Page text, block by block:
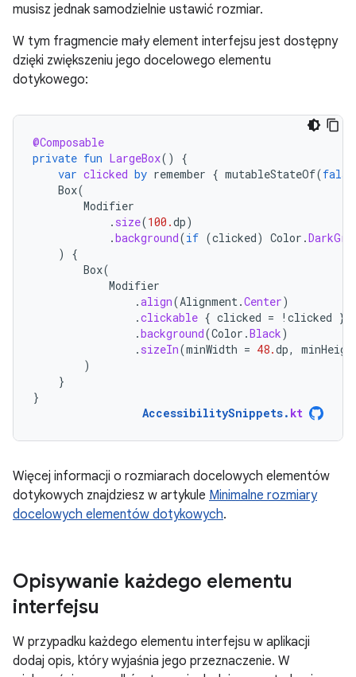
musisz jednak samodzielnie ustawić rozmiar.
W tym fragmencie mały element interfejsu jest dostępny
dzięki zwiększeniu jego docelowego elementu
dotykowego:
@Composable
private fun LargeBox()
{
var clicked by remember { mutableStateOf(false
Box(
Modifier
. size(100.dp)
.background(if (clicked) Color .
)
{
Box(
Modifier
.align(Alignment .Center)
.clickable { clicked = ! clicked }
.background(Color .Black)
. sizeIn(minWidth = 48.dp,
)
}
}
AccessibilitySnippets. kt
Więcej informacji o rozmiarach docelowych elementów
dotykowych znajdziesz w artykule Minimalne rozmiary
docelowych elementów dotykowych.
Opisywanie każdego elementu
interfejsu
W przypadku każdego elementu interfejsu w aplikacji
dodaj opis, który wyjaśnia jego przeznaczenie. W